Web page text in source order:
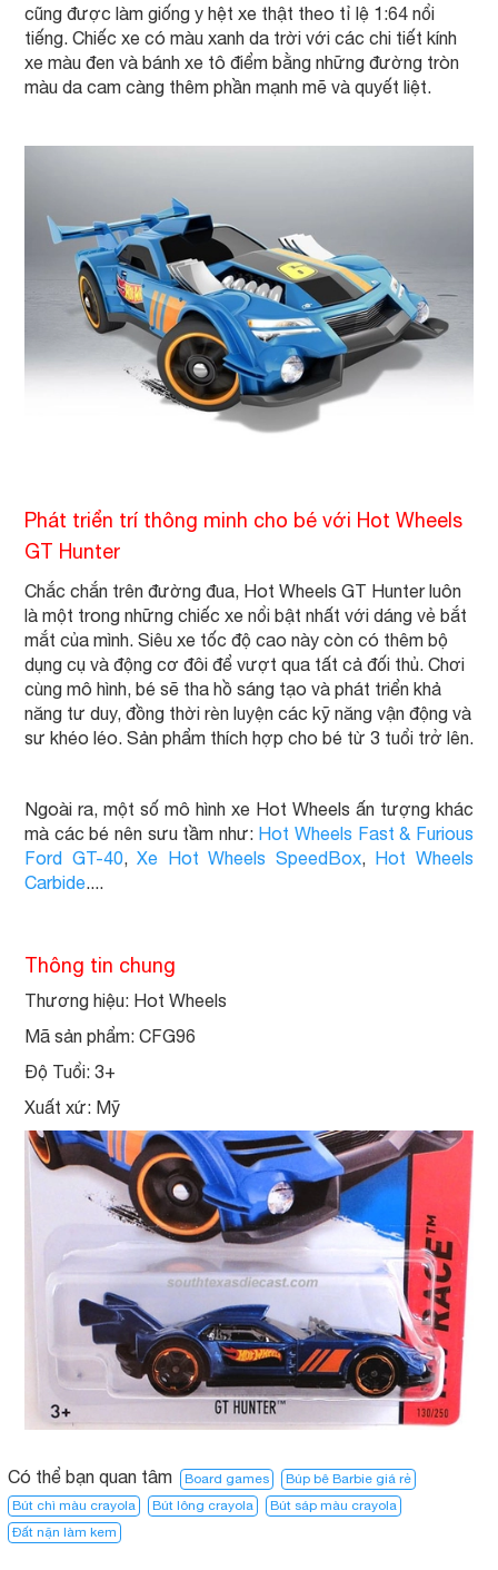
cũng được làm giống y hệt xe thật theo tỉ lệ 1:64 nổi
tiếng. Chiếc xe có màu xanh da trời với các chi tiết kính
xe màu đen và bánh xe tô điểm bằng những đường tròn
màu da cam càng thêm phần mạnh mẽ và quyết liệt.
Phát triển trí thông minh cho bé với Hot Wheels
GT Hunter
Chắc chắn trên đường đua, Hot Wheels GT Hunter luôn
là một trong những chiếc xe nổi bật nhất với dáng vẻ bắt
mắt của mình. Siêu xe tốc độ cao này còn có thêm bộ
dụng cụ và động cơ đôi để vượt qua tất cả đối thủ. Chơi
cùng mô hình, bé sẽ tha hồ sáng tạo và phát triển khả
năng tư duy, đồng thời rèn luyện các kỹ năng vận động và
sư khéo léo. Sản phẩm thích hợp cho bé từ 3 tuổi trở lên.
Ngoài ra, một số mô hình xe Hot Wheels ấn tượng khác
mà các bé nên sưu tầm như: Hot Wheels Fast & Furious
Ford GT-40,Xe Hot Wheels SpeedBox, Hot Wheels
Carbide....
Thông tin chung
Thương hiệu: Hot Wheels
Mã sản phẩm: CFG96
Độ Tuổi: 3+
Xuất xứ: Mỹ
Có thể bạn quan tâm Board games
Búp bê Barbie giá rẻ
Bút chì màu crayola
Bút lông crayola
Bút sáp màu crayola
Đất nặn làm kem